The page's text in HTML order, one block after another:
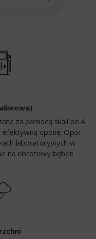
za pomocą skali od A
efektywną oponę. Opór
laboratoryjnych w
na obrotowy bęben